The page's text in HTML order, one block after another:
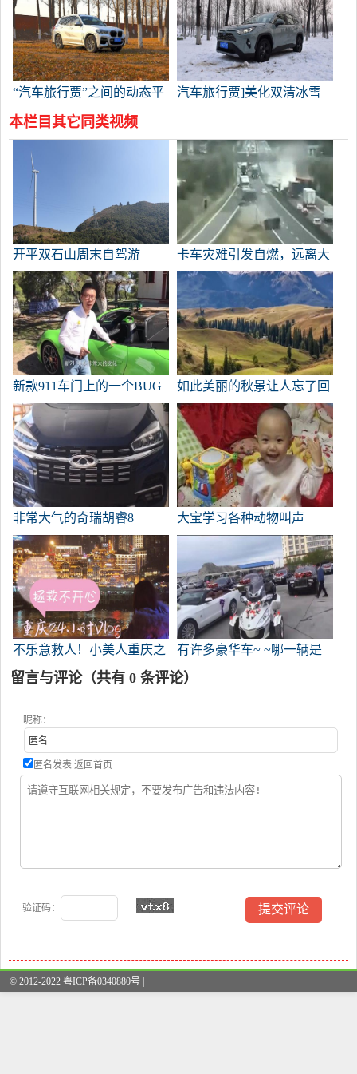
“汽车旅行贾”之间的动态平
静，体验2020年宝马
汽车旅行贾]美化双清冰雪
本栏目其它同类视频
开平双石山周末自驾游
卡车灾难引发自燃，远离大
型货物
新款911车门上的一个BUG
如此美丽的秋景让人忘了回
去！
非常大气的奇瑞胡睿8 大宝学习各种动物叫声
不乐意救人！小美人重庆之
旅视频视频视频21
有许多豪华车~ ~哪一辆是
我的？
留言与评论（共有 0 条评论）
昵称：
匿名发表 返回首页
验证码：
© 2012-2022 粤ICP备0340880号 |